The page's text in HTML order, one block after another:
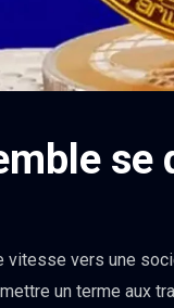
vitesse vers une
un terme aux